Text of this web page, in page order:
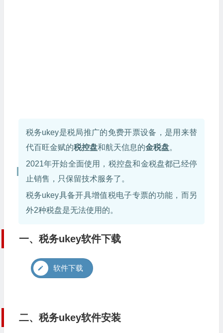
税务ukey是税局推广的免费开票设备，是用来替
代百旺金赋的税控盘和航天信息的金税盘。
2021年开始全面使用，税控盘和金税盘都已经停
止销售，只保留技术服务了。
税务ukey具备开具增值税电子专票的功能，而另
外2种税盘是无法使用的。
一、税务ukey软件下载
软件下载
二、税务ukey软件安装